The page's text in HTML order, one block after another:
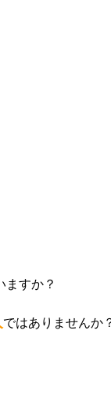
ますか？
ではありませんか